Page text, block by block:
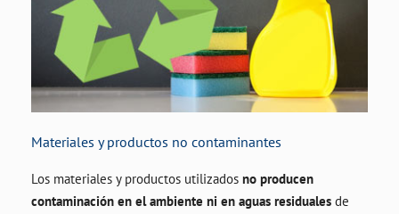
Materiales y productos no contaminantes
Los materiales y productos utilizados no producen
contaminación en el ambiente ni en aguas residuales de